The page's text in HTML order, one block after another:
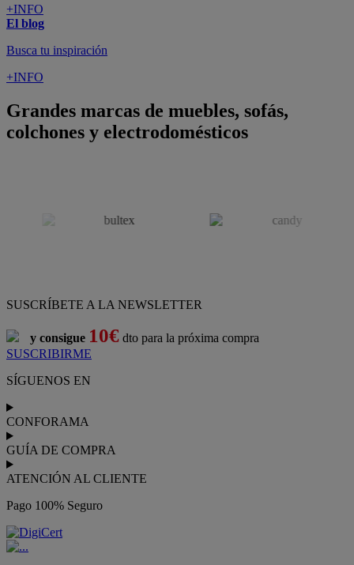
+INFO
El blog
Busca tu inspiración
+INFO
Grandes marcas de muebles, sofás,
colchones y electrodomésticos
SUSCRÍBETE A LA NEWSLETTER
y consigue 10€ dto para la próxima compra
SUSCRIBIRME
SÍGUENOS EN
CONFORAMA
GUÍA DE COMPRA
ATENCIÓN AL CLIENTE
Pago 100% Seguro